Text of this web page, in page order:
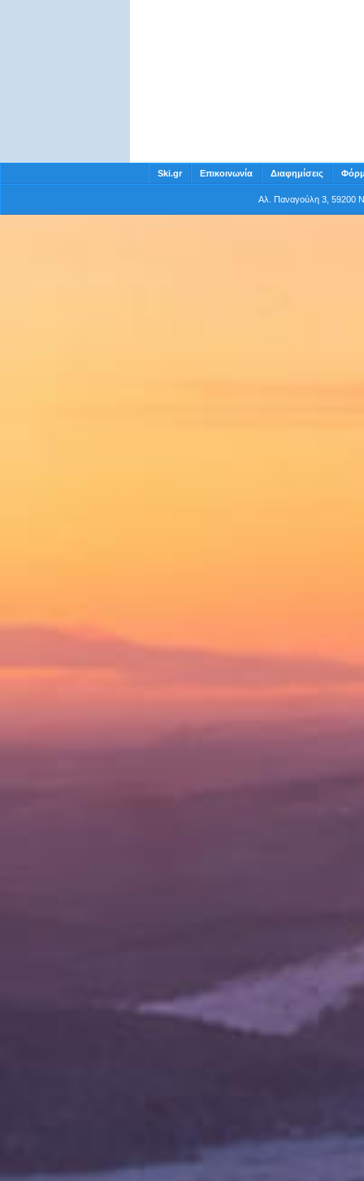
Ski.gr Επικοινωνία Διαφημίσεις
Αλ. Παναγούλη 3, 59200